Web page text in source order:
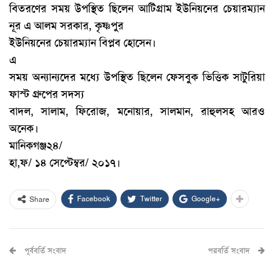
বিতরণের সময় উপস্থিত ছিলেন আটিগ্রাম ইউনিয়নের চেয়ারম্যান
নূর এ আলম সরকার, কৃষ্ণপুর
ইউনিয়নের চেয়ারম্যান বিপ্লব হোসেন।
এ
সময় অন্যান্যদের মধ্যে উপস্থিত ছিলেন ফেসবুক ভিত্তিক সাটুরিয়া
ফাস্টগ্রুপের সদস্য
বাদল, সালাম, ফিরোজ, মনোয়ার, সালমান, রাহুলসহ আরও
অনেক।
মানিকগঞ্জ২৪/
হা,ফ/ ১৪ সেপ্টেম্বর/ ২০১৭।
Share Facebook Twitter Google+
পূর্ববর্তি সংবাদ পরবর্তি সংবাদ